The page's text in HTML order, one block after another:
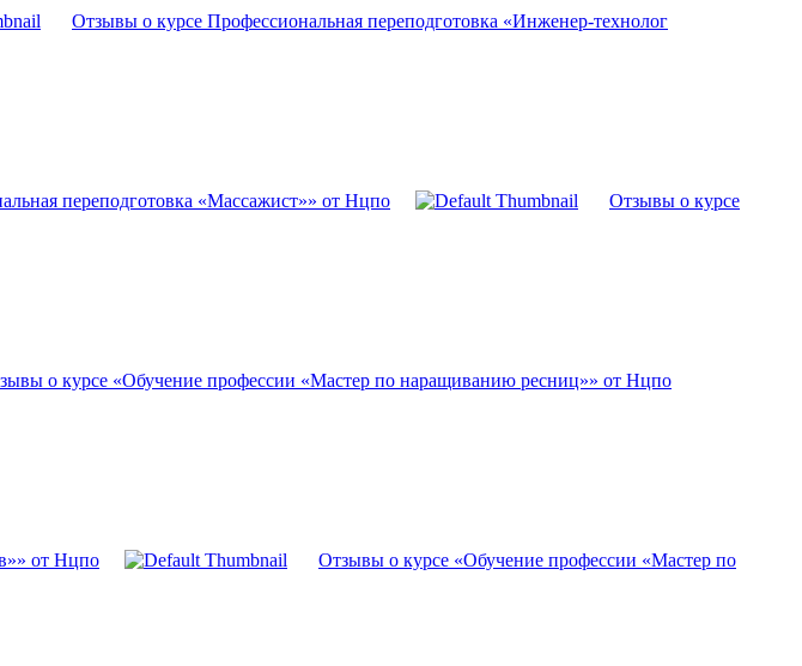
Отзывы о курсе Профессиональная переподготовка «Инженер-технолог
переподготовка «Массажист»» от Нцпо Отзывы о курсе
о курсе «Обучение профессии «Мастер по наращиванию ресниц»» от Нцпо
от Нцпо Отзывы о курсе «Обучение профессии «Мастер по